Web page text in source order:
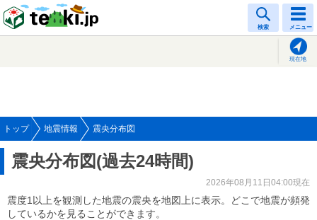
検索 メニュー
現在地
トップ 地震情報 震央分布図
震央分布図(過去24時間)
2026年08月11日04:00現在
震度1以上を観測した地震の震央を地図上に表示。どこで地震が頻発
しているかを見ることができます。